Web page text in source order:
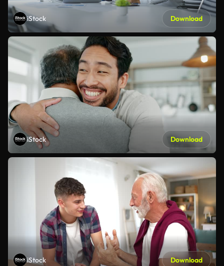
iStock Download
iStock Download
iStock Download